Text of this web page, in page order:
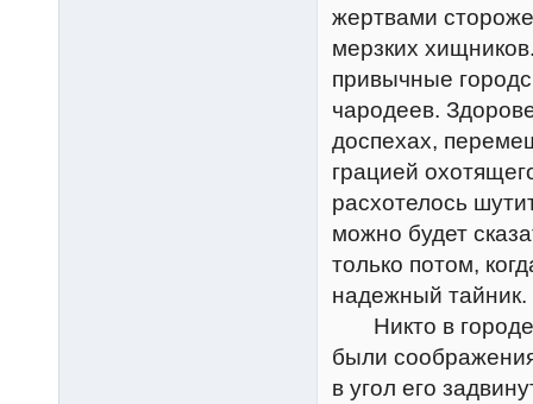
жертвами
мерзких
привычные
чародеев.
доспехах,
грацией
расхотелось
можно будет
только потом,
надежный тайник.
Никто в городе
были
в угол его